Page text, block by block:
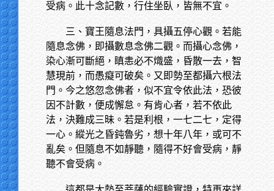
受病。此十念記數，行住坐臥，皆無不宜。
三、寶王隨息法門，具攝五停心觀。若能
隨息念佛，即攝數息念佛二觀。而攝心念佛，
染心漸可斷絕，瞋恚必不熾盛，昏散一去，智
慧現前，而愚癡可破矣。又即勢至都攝六根法
門。今之悠忽念佛者，似不宜令依此法，恐彼
因不計數，便成懈怠。有肯心者，若不依此
法，決難成三昧。若是利根，一七二七，定得
一心。縱光之昏鈍魯劣，想十年八年，或可不
亂矣。但隨息不如靜聽，隨得不好會受病，靜
聽不會受病。